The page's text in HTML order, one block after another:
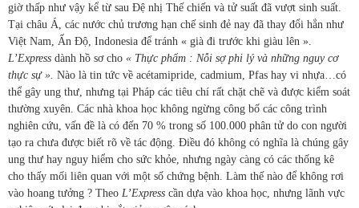
giờ thấp như vậy kể từ sau Đệ nhị Thế chiến và tử suất đã vượt sinh suất.
Tại châu Á, các nước chủ trương hạn chế sinh đẻ nay đã thay đổi hẳn như
Việt Nam, Ấn Độ, Indonesia để tránh « già đi trước khi giàu lên ».
L’Express dành hồ sơ cho « Thực phẩm : Nỗi sợ phi lý và những nguy cơ
thực sự ». Nào là tin tức về acétamipride, cadmium, Pfas hay vi nhựa…có
thể gây ung thư, nhưng tại Pháp các tiêu chí rất chặt chẽ và được kiểm soát
thường xuyên. Các nhà khoa học không ngừng công bố các công trình
nghiên cứu, vấn đề là có đến 70 % trong số 100.000 phân tử do con người
tạo ra chưa được biết rõ về tác động. Điều đó không có nghĩa là chúng gây
ung thư hay nguy hiểm cho sức khỏe, nhưng ngày càng có các thống kê
cho thấy mối liên quan với một số chứng bệnh. Làm thế nào để không rơi
vào hoang tưởng ? Theo L’Express cần dựa vào khoa học, nhưng lãnh vực